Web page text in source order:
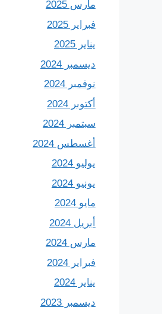
مارس 2025
فبراير 2025
يناير 2025
ديسمبر 2024
نوفمبر 2024
أكتوبر 2024
سبتمبر 2024
أغسطس 2024
يوليو 2024
يونيو 2024
مايو 2024
أبريل 2024
مارس 2024
فبراير 2024
يناير 2024
ديسمبر 2023